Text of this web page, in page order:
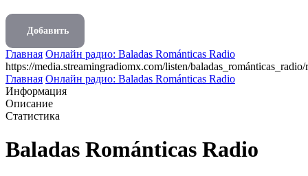
Добавить
Главная Онлайн радио: Baladas Románticas Radio
https://media.streamingradiomx.com/listen/
Главная Онлайн радио: Baladas Románticas Radio
Информация
Описание
Статистика
Baladas Románticas Radio